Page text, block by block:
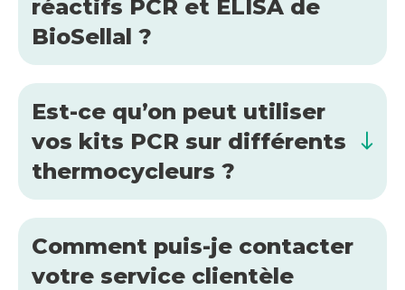
réactifs PCR et ELISA de
BioSellal ?
Est-ce qu’on peut utiliser
vos kits PCR sur différents
thermocycleurs ?
Comment puis-je contacter
votre service clientèle